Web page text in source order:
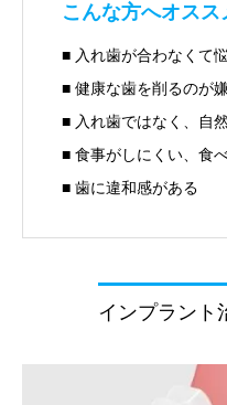
こんな方へオス
■ 入れ歯が合わなくて
■ 健康な歯を削るのが嫌
■ 入れ歯ではなく、自
■ 食事がしにくい、食
■ 歯に違和感がある
インプラント